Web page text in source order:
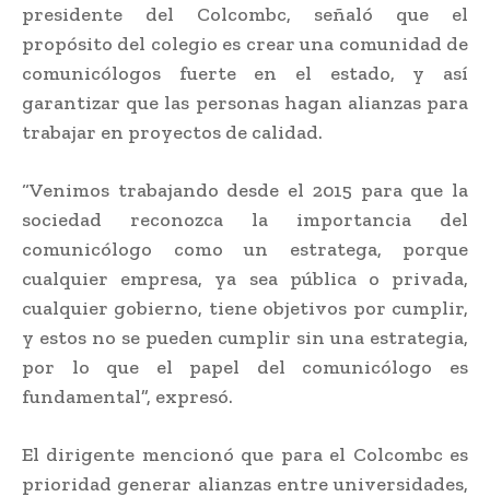
presidente del Colcombc, señaló que el
propósito del colegio es crear una comunidad de
comunicólogos fuerte en el estado, y así
garantizar que las personas hagan alianzas para
trabajar en proyectos de calidad.
“Venimos trabajando desde el 2015 para que la
sociedad reconozca la importancia del
comunicólogo como un estratega, porque
cualquier empresa, ya sea pública o privada,
cualquier gobierno, tiene objetivos por cumplir,
y estos no se pueden cumplir sin una estrategia,
por lo que el papel del comunicólogo es
fundamental”, expresó.
El dirigente mencionó que para el Colcombc es
prioridad generar alianzas entre universidades,